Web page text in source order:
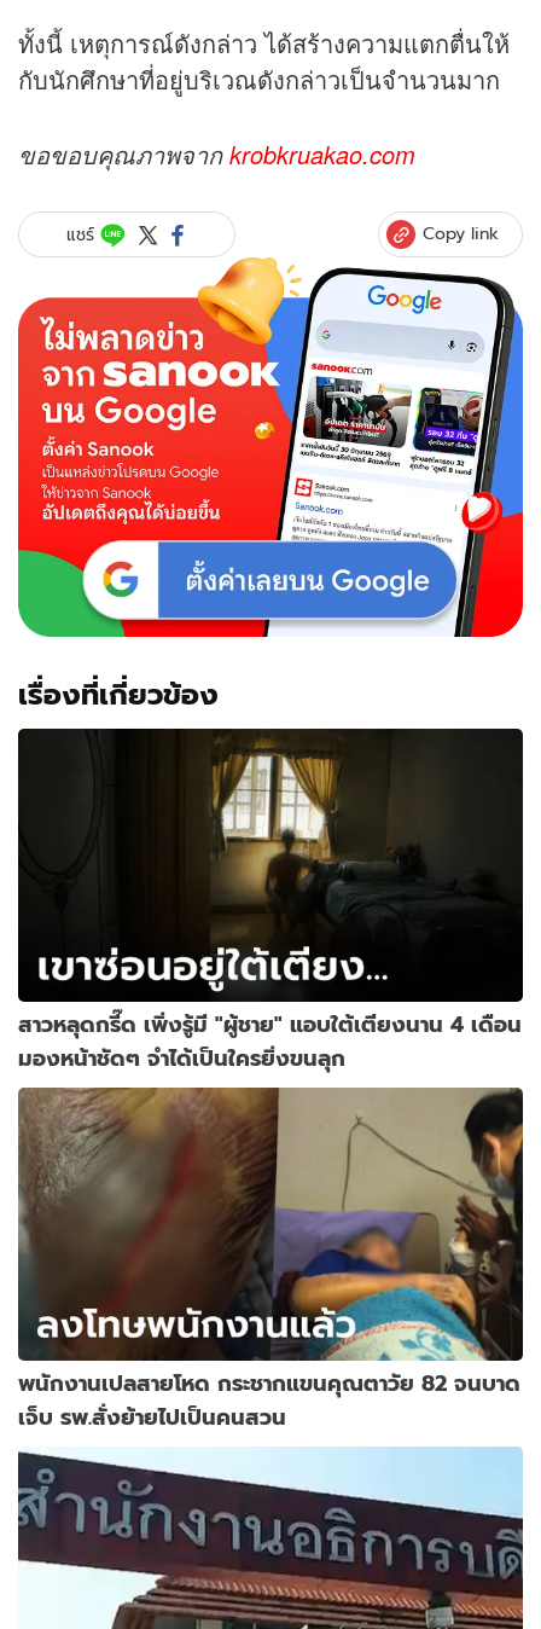
ทั้งนี้ เหตุการณ์ดังกล่าว ได้สร้างความแตกตื่นให้
กับนักศึกษาที่อยู่บริเวณดังกล่าวเป็นจำนวนมาก
ขอขอบคุณภาพจากkrobkruakao.com
แชร์ Copy link
เรื่องที่เกี่ยวข้อง
สาวหลุดกรี๊ด เพิ่งรู้มี "ผู้ชาย" แอบใต้เตียงนาน 4 เดือน
มองหน้าชัดๆ จำได้เป็นใครยิ่งขนลุก
พนักงานเปลสายโหด กระชากแขนคุณตาวัย 82 จนบาด
เจ็บ รพ.สั่งย้ายไปเป็นคนสวน